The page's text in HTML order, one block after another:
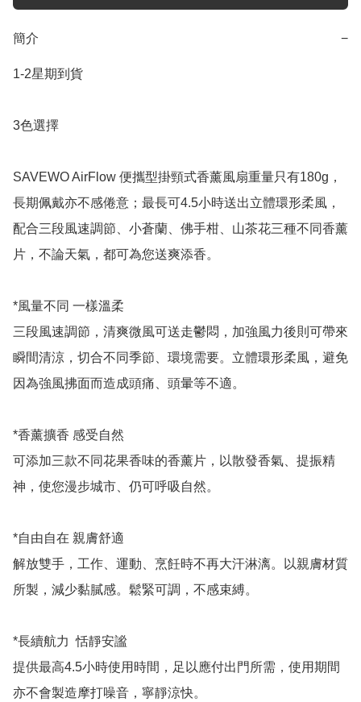
簡介 −
1-2星期到貨
3色選擇
SAVEWO AirFlow 便攜型掛頸式香薰風扇重量只有180g，
長期佩戴亦不感倦意；最長可4.5小時送出立體環形柔風，
配合三段風速調節、小蒼蘭、佛手柑、山茶花三種不同香薰
片，不論天氣，都可為您送爽添香。
*風量不同 一樣溫柔
三段風速調節，清爽微風可送走鬱悶，加強風力後則可帶來
瞬間清涼，切合不同季節、環境需要。立體環形柔風，避免
因為強風拂面而造成頭痛、頭暈等不適。
*香薰擴香 感受自然
可添加三款不同花果香味的香薰片，以散發香氣、提振精
神，使您漫步城市、仍可呼吸自然。
*自由自在 親膚舒適
解放雙手，工作、運動、烹飪時不再大汗淋漓。以親膚材質
所製，減少黏膩感。鬆緊可調，不感束縛。
*長續航力  恬靜安謐
提供最高4.5小時使用時間，足以應付出門所需，使用期間
亦不會製造摩打噪音，寧靜涼快。